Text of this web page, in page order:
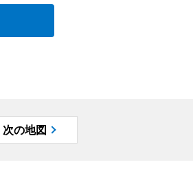
次の地図